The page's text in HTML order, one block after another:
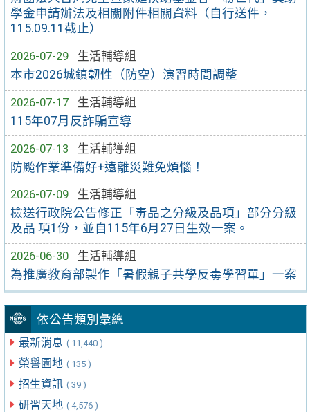
學金申請辦法及相關附件相關資料（自行送件，
115.09.11截止）
2026-07-29
生活輔導組
本市2026城鎮韌性（防空）演習時間調整
2026-07-17
生活輔導組
115年07月反詐騙宣導
2026-07-13
生活輔導組
防颱作業準備好+遠離災難免煩惱！
2026-07-09
生活輔導組
檢送行政院公告修正「毒品之分級及品項」部分分級
及品 項1份，並自115年6月27日生效一案。
2026-06-30
生活輔導組
為推廣教育部製作「暑假親子共學反毒學習單」一案
依公告類別彙總
最新消息 ( 11,440 )
榮譽園地 ( 135 )
招生資訊 ( 39 )
研習天地 ( 4,576 )